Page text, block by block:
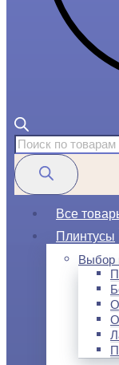
Поиск
товаров
Все
Плинтусы
Выбор